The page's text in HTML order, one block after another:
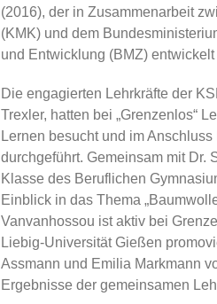
(2016), der in Zusammenarbeit
(KMK) und dem
und Entwicklung (BMZ) entwickelt
Die engagierten Lehrkräfte der
Trexler, hatten bei „Grenzenlos“
Lernen besucht und im
durchgeführt. Gemeinsam mit Dr.
Klasse des Beruflichen
Einblick in das Thema
Vanvanhossou ist aktiv bei
Liebig-Universität Gießen
Assmann und Emilia Markmann
Ergebnisse der gemeinsamen